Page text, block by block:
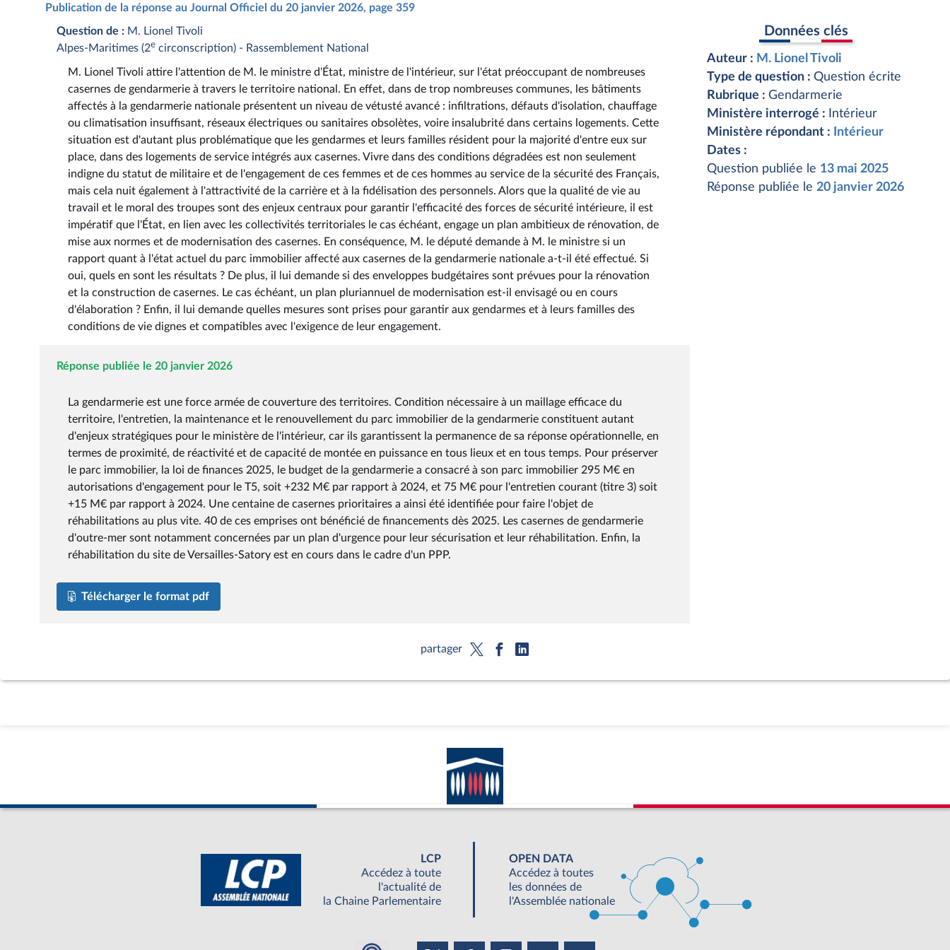
Publication de la réponse au Journal Officiel du 20 janvier 2026, page 359
Question de : M. Lionel Tivoli
Alpes-Maritimes (2e circonscription) - Rassemblement National
M. Lionel Tivoli attire l'attention de M. le ministre d'État, ministre de l'intérieur, sur l'état préoccupant de nombreuses
casernes de gendarmerie à travers le territoire national. En effet, dans de trop nombreuses communes, les bâtiments
affectés à la gendarmerie nationale présentent un niveau de vétusté avancé : infiltrations, défauts d'isolation, chauffage
ou climatisation insuffisant, réseaux électriques ou sanitaires obsolètes, voire insalubrité dans certains logements. Cette
situation est d'autant plus problématique que les gendarmes et leurs familles résident pour la majorité d'entre eux sur
place, dans des logements de service intégrés aux casernes. Vivre dans des conditions dégradées est non seulement
indigne du statut de militaire et de l'engagement de ces femmes et de ces hommes au service de la sécurité des Français,
mais cela nuit également à l'attractivité de la carrière et à la fidélisation des personnels. Alors que la qualité de vie au
travail et le moral des troupes sont des enjeux centraux pour garantir l'efficacité des forces de sécurité intérieure, il est
impératif que l'État, en lien avec les collectivités territoriales le cas échéant, engage un plan ambitieux de rénovation, de
mise aux normes et de modernisation des casernes. En conséquence, M. le député demande à M. le ministre si un
rapport quant à l'état actuel du parc immobilier affecté aux casernes de la gendarmerie nationale a-t-il été effectué. Si
oui, quels en sont les résultats ? De plus, il lui demande si des enveloppes budgétaires sont prévues pour la rénovation
et la construction de casernes. Le cas échéant, un plan pluriannuel de modernisation est-il envisagé ou en cours
d'élaboration ? Enfin, il lui demande quelles mesures sont prises pour garantir aux gendarmes et à leurs familles des
conditions de vie dignes et compatibles avec l'exigence de leur engagement.
Réponse publiée le 20 janvier 2026
La gendarmerie est une force armée de couverture des territoires. Condition nécessaire à un maillage efficace du
territoire, l'entretien, la maintenance et le renouvellement du parc immobilier de la gendarmerie constituent autant
d'enjeux stratégiques pour le ministère de l'intérieur, car ils garantissent la permanence de sa réponse opérationnelle, en
termes de proximité, de réactivité et de capacité de montée en puissance en tous lieux et en tous temps. Pour préserver
le parc immobilier, la loi de finances 2025, le budget de la gendarmerie a consacré à son parc immobilier 295 M€ en
autorisations d'engagement pour le T5, soit +232 M€ par rapport à 2024, et 75 M€ pour l'entretien courant (titre 3) soit
+15 M€ par rapport à 2024. Une centaine de casernes prioritaires a ainsi été identifiée pour faire l'objet de
réhabilitations au plus vite. 40 de ces emprises ont bénéficié de financements dès 2025. Les casernes de gendarmerie
d'outre-mer sont notamment concernées par un plan d'urgence pour leur sécurisation et leur réhabilitation. Enfin, la
réhabilitation du site de Versailles-Satory est en cours dans le cadre d'un PPP.
Télécharger le format pdf
Données clés
Auteur : M. Lionel Tivoli
Type de question : Question écrite
Rubrique : Gendarmerie
Ministère interrogé :
Intérieur
Ministère répondant :
Intérieur
Dates :
Question publiée le 13 mai 2025
Réponse publiée le 20 janvier 2026
partager
LCP
Accédez à toute
l'actualité de
la Chaine Parlementaire
OPEN DATA
Accédez à toutes
les données de
l'Assemblée nationale